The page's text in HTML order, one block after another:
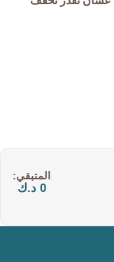
المتبقي:
0 د.ك